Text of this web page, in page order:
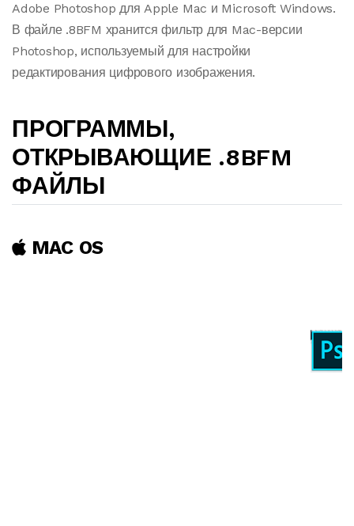
Adobe Photoshop для Apple Mac и Microsoft Windows.
В файле .8BFM хранится фильтр для Mac-версии
Photoshop, используемый для настройки
редактирования цифрового изображения.
ПРОГРАММЫ,
ОТКРЫВАЮЩИЕ .8BFM
ФАЙЛЫ
MAC OS